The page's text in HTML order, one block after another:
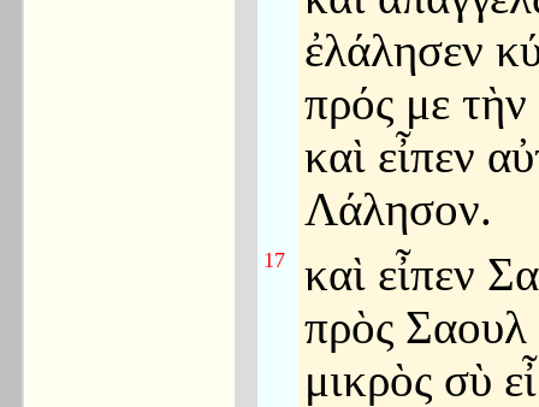
ἐλάλησεν
πρός με τὴν
καὶ εἶπεν
Λάλησον.
17
καὶ εἶπεν
πρὸς Σαουλ
μικρὸς σὺ εἶ